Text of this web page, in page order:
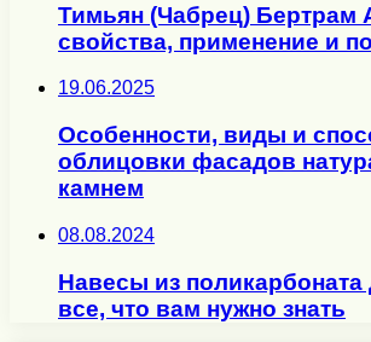
Тимьян (Чабрец) Бертрам
свойства, применение и
19.06.2025
Особенности, виды и
облицовки фасадов
камнем
08.08.2024
Навесы из
все, что вам нужно знать